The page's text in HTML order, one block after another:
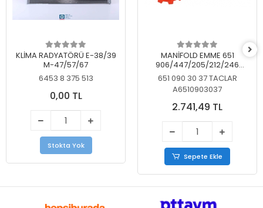
KLİMA RADYATÖRÜ E-38/39
M-47/57/67
6453 8 375 513
0,00 TL
Stokta Yok
MANİFOLD EMME 651
906/447/205/212/246
KELEBEKSİZ
651 090 30 37 TACLAR
A6510903037
2.741,49 TL
Sepete Ekle